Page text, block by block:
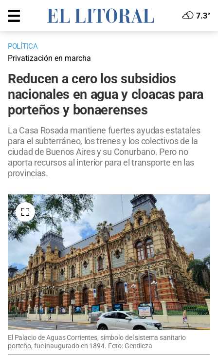
7.3°
POLÍTICA
Privatización en marcha
Reducen a cero los subsidios
nacionales en agua y cloacas para
porteños y bonaerenses
La Casa Rosada mantiene fuertes ayudas estatales
para el subterráneo, los trenes y los colectivos de la
ciudad de Buenos Aires y su Conurbano. Pero no
aporta recursos al interior para el transporte en las
provincias.
El Palacio de Aguas Corrientes, símbolo del sistema sanitario
porteño, fue inaugurado en 1894. Foto: Gentileza